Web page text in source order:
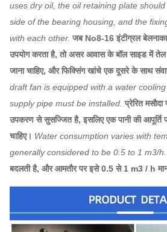
uses dry oil, the oil retaining plate
side of the bearing housing, and the
with each other. जब No8-16 इंटीग्रल
उपयोग करता है, तो असर आवास के बॉल साइड में तेल
जाना चाहिए, और फिक्सिंग खांचे एक दूसरे के साथ
draft fan is equipped with a water
supply pipe must be installed. प्रेरित
उपकरण से सुसज्जित है, इसलिए एक पानी की आपूर्ति
चाहिए। Water consumption varies with
generally considered to be 0.5 to 1 m3/h.
बदलती है, और आमतौर पर इसे 0.5 से 1 m3 / h